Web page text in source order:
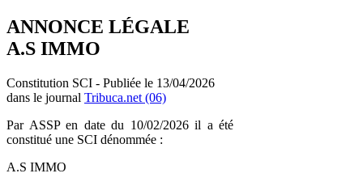
ANNONCE LÉGALE
A.S IMMO
Constitution SCI - Publiée le 13/04/2026
dans le journal Tribuca.net (06)
Par ASSP en date du 10/02/2026 il a été
constitué une SCI dénommée :
A.S IMMO